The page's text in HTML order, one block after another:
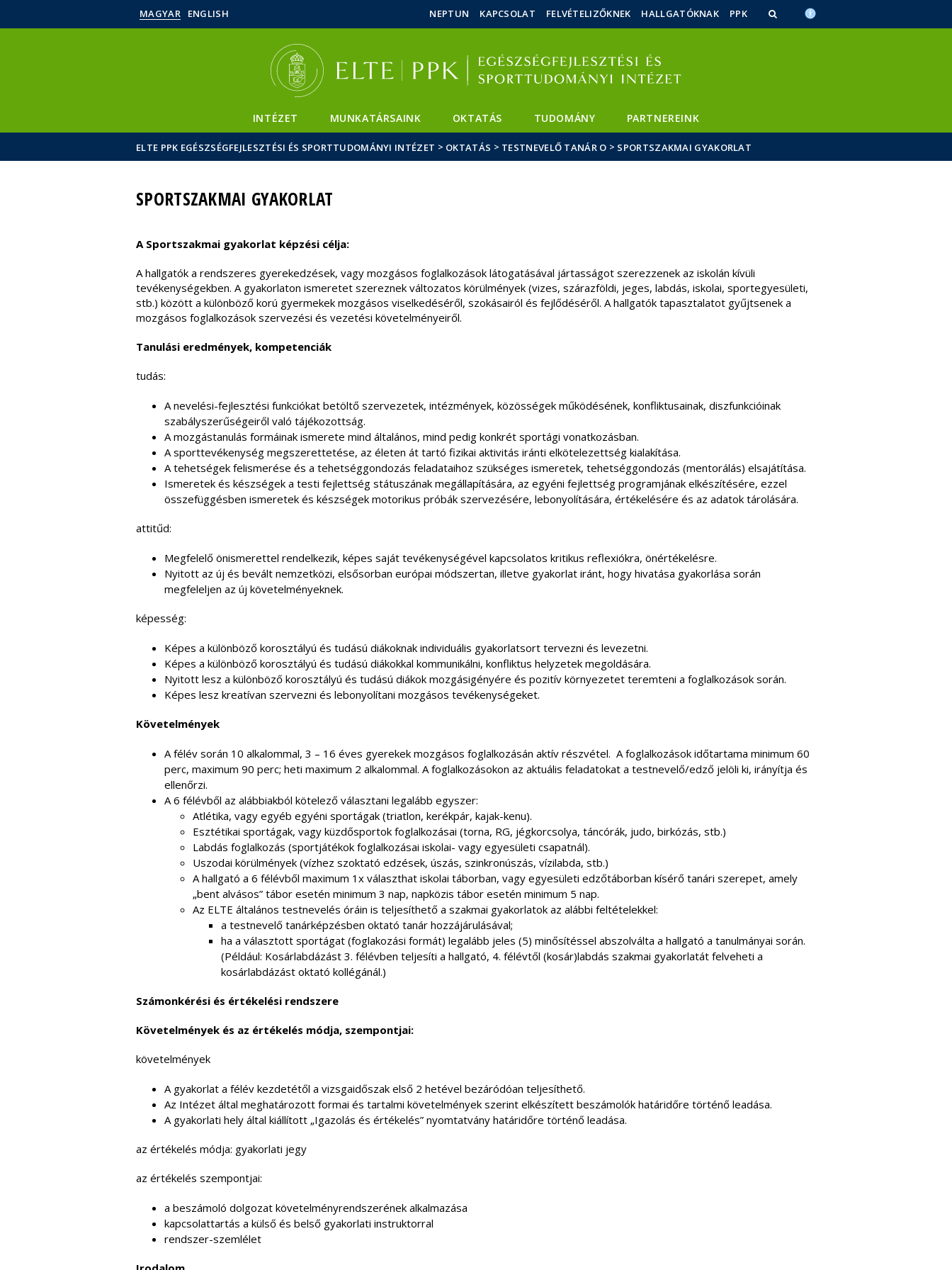
Hírek
Események
ELTE a
MAGYAR ENGLISH NEPTUN KAPCSOLAT FELVÉTELIZŐKNEK HALLGATÓKNAK PPK
INTÉZET MUNKATÁRSAINK OKTATÁS TUDOMÁNY PARTNEREINK
ELTE PPK EGÉSZSÉGFEJLESZTÉSI ÉS SPORTTUDOMÁNYI INTÉZET > OKTATÁS > TESTNEVELŐ TANÁR O > SPORTSZAKMAI GYAKORLAT
SPORTSZAKMAI GYAKORLAT
A Sportszakmai gyakorlat képzési célja:
A hallgatók a rendszeres gyerekedzések, vagy mozgásos foglalkozások látogatásával jártasságot szerezzenek az iskolán kívüli
tevékenységekben. A gyakorlaton ismeretet szereznek változatos körülmények (vizes, szárazföldi, jeges, labdás, iskolai, sportegyesületi,
stb.) között a különböző korú gyermekek mozgásos viselkedéséről, szokásairól és fejlődéséről. A hallgatók tapasztalatot gyűjtsenek a
mozgásos foglalkozások szervezési és vezetési követelményeiről.
Tanulási eredmények, kompetenciák
tudás:
A nevelési-fejlesztési funkciókat betöltő szervezetek, intézmények, közösségek működésének, konfliktusainak, diszfunkcióinak
szabályszerűségeiről való tájékozottság.
A mozgástanulás formáinak ismerete mind általános, mind pedig konkrét sportági vonatkozásban.
A sporttevékenység megszerettetése, az életen át tartó fizikai aktivitás iránti elkötelezettség kialakítása.
A tehetségek felismerése és a tehetséggondozás feladataihoz szükséges ismeretek, tehetséggondozás (mentorálás) elsajátítása.
Ismeretek és készségek a testi fejlettség státuszának megállapítására, az egyéni fejlettség programjának elkészítésére, ezzel
összefüggésben ismeretek és készségek motorikus próbák szervezésére, lebonyolítására, értékelésére és az adatok tárolására.
attitűd:
Megfelelő önismerettel rendelkezik, képes saját tevékenységével kapcsolatos kritikus reflexiókra, önértékelésre.
Nyitott az új és bevált nemzetközi, elsősorban európai módszertan, illetve gyakorlat iránt, hogy hivatása gyakorlása során
megfeleljen az új követelményeknek.
képesség:
Képes a különböző korosztályú és tudású diákoknak individuális gyakorlatsort tervezni és levezetni.
Képes a különböző korosztályú és tudású diákokkal kommunikálni, konfliktus helyzetek megoldására.
Nyitott lesz a különböző korosztályú és tudású diákok mozgásigényére és pozitív környezetet teremteni a foglalkozások során.
Képes lesz kreatívan szervezni és lebonyolítani mozgásos tevékenységeket.
Követelmények
A félév során 10 alkalommal, 3 – 16 éves gyerekek mozgásos foglalkozásán aktív részvétel. A foglalkozások időtartama minimum 60
perc, maximum 90 perc; heti maximum 2 alkalommal. A foglalkozásokon az aktuális feladatokat a testnevelő/edző jelöli ki, irányítja és
ellenőrzi.
A 6 félévből az alábbiakból kötelező választani legalább egyszer:
Atlétika, vagy egyéb egyéni sportágak (triatlon, kerékpár, kajak-kenu).
Esztétikai sportágak, vagy küzdősportok foglalkozásai (torna, RG, jégkorcsolya, táncórák, judo, birkózás, stb.)
Labdás foglalkozás (sportjátékok foglalkozásai iskolai- vagy egyesületi csapatnál).
Uszodai körülmények (vízhez szoktató edzések, úszás, szinkronúszás, vízilabda, stb.)
A hallgató a 6 félévből maximum 1x választhat iskolai táborban, vagy egyesületi edzőtáborban kísérő tanári szerepet, amely
„bent alvásos” tábor esetén minimum 3 nap, napközis tábor esetén minimum 5 nap.
Az ELTE általános testnevelés óráin is teljesíthető a szakmai gyakorlatok az alábbi feltételekkel:
a testnevelő tanárképzésben oktató tanár hozzájárulásával;
ha a választott sportágat (foglakozási formát) legalább jeles (5) minősítéssel abszolválta a hallgató a tanulmányai során.
(Például: Kosárlabdázást 3. félévben teljesíti a hallgató, 4. félévtől (kosár)labdás szakmai gyakorlatát felveheti a
kosárlabdázást oktató kollégánál.)
Számonkérési és értékelési rendszere
Követelmények és az értékelés módja, szempontjai:
követelmények
A gyakorlat a félév kezdetétől a vizsgaidőszak első 2 hetével bezáródóan teljesíthető.
Az Intézet által meghatározott formai és tartalmi követelmények szerint elkészített beszámolók határidőre történő leadása.
A gyakorlati hely által kiállított „Igazolás és értékelés” nyomtatvány határidőre történő leadása.
az értékelés módja: gyakorlati jegy
az értékelés szempontjai:
a beszámoló dolgozat követelményrendszerének alkalmazása
kapcsolattartás a külső és belső gyakorlati instruktorral
rendszer-szemlélet